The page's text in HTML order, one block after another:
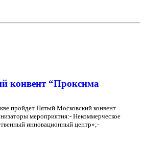
конвент “Проксима
пройдет Пятый Московский конвент
мероприятия:- Некоммерческое
инновационный центр»;-